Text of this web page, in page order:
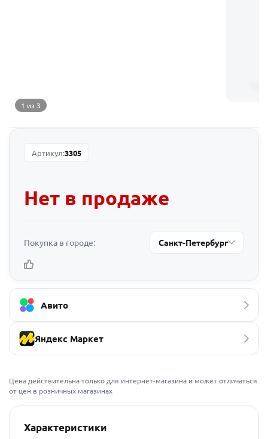
1 из 3
Артикул:3305
Нет в продаже
Покупка в городе: Санкт-Петербург
Авито
Яндекс Маркет
Цена действительна только для интернет-магазина и может отличаться
от цен в розничных магазинах
Характеристики